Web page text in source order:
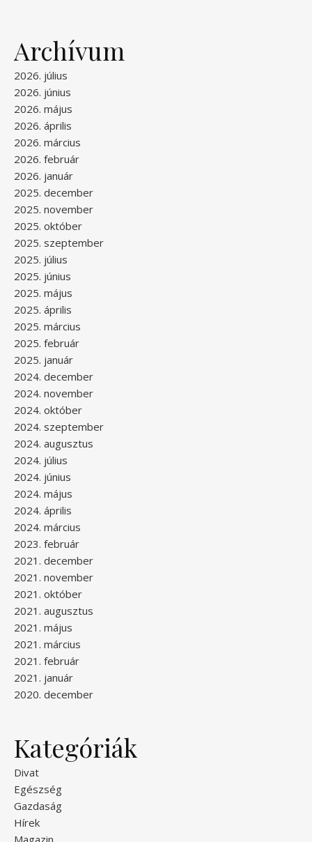
Archívum
2026. július
2026. június
2026. május
2026. április
2026. március
2026. február
2026. január
2025. december
2025. november
2025. október
2025. szeptember
2025. július
2025. június
2025. május
2025. április
2025. március
2025. február
2025. január
2024. december
2024. november
2024. október
2024. szeptember
2024. augusztus
2024. július
2024. június
2024. május
2024. április
2024. március
2023. február
2021. december
2021. november
2021. október
2021. augusztus
2021. május
2021. március
2021. február
2021. január
2020. december
Kategóriák
Divat
Egészség
Gazdaság
Hírek
Magazin